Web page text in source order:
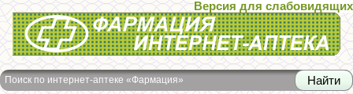
Интернет-аптека Фармация
Версия для слабовидящих
Поиск по интернет-аптеке «Фармация»